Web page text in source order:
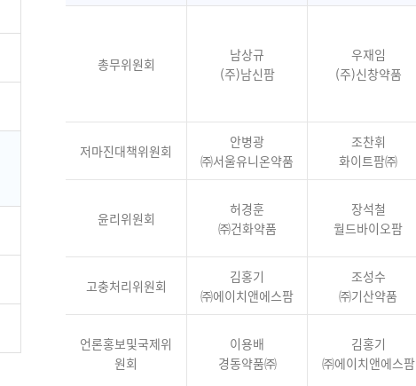
총무위원회
남상규
(주)남신팜
우재임
(주)신창약품
저마진대책위원회
안병광
㈜서울유니온약품
조찬휘
화이트팜㈜
윤리위원회
허경훈
㈜건화약품
장석철
월드바이오팜
고충처리위원회
김홍기
㈜에이치앤에스팜
조성수
㈜기산약품
언론홍보및국제위
원회
이용배
경동약품㈜
김홍기
㈜에이치앤에스팜